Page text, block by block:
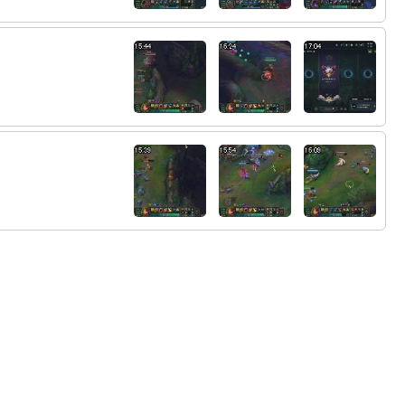
79:結婚してないし今無職らしいｗ
81:しかもホヨバに400万
82:えなんでむしょくなん
83:ｗ
85:それはそうかも
86:無職なのにずっと配信きえてたのか
87:なんでやめたん